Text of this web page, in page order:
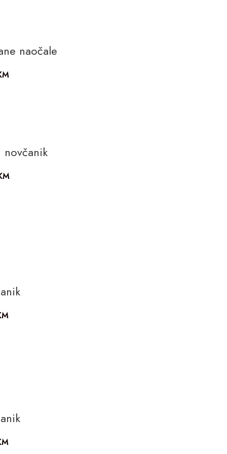
naočale
novčanik